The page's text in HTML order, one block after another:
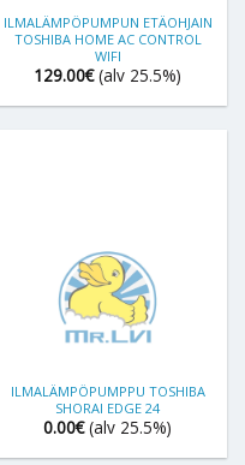
ILMALÄMPÖPUMPUN ETÄOHJAIN
TOSHIBA HOME AC CONTROL
WIFI
129.00€ (alv 25.5%)
ILMALÄMPÖPUMPPU TOSHIBA
SHORAI EDGE 24
0.00€ (alv 25.5%)